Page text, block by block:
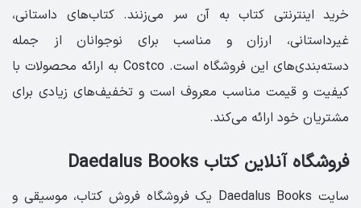
خرید اینترنتی کتاب به آن سر می‌زنند. کتاب‌های داستانی،
غیرداستانی، ارزان و مناسب برای نوجوانان از جمله
دسته‌بندی‌های این فروشگاه است. Costco به ارائه محصولات با
کیفیت و قیمت مناسب معروف است و تخفیف‌های زیادی برای
مشتریان خود ارائه می‌کند.
فروشگاه آنلاین کتاب Daedalus Books
سایت Daedalus Books یک فروشگاه فروش کتاب، موسیقی و